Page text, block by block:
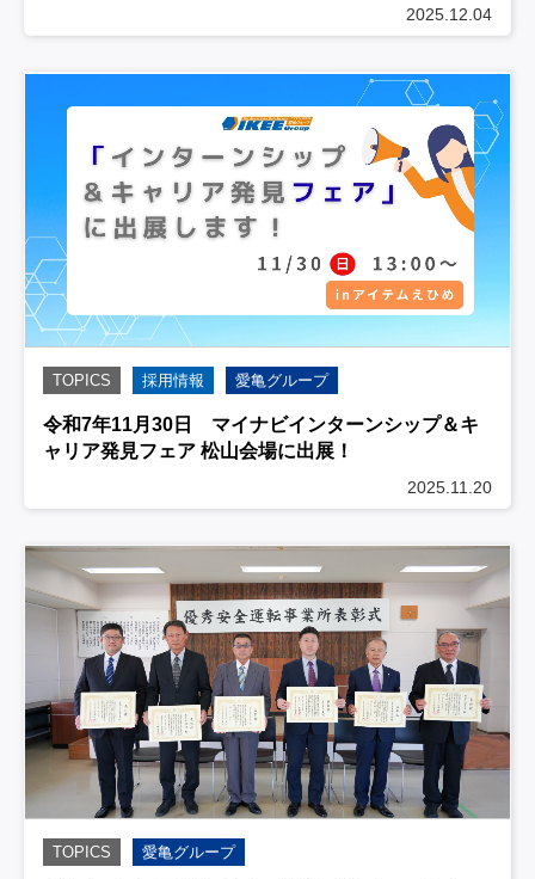
2025.12.04
TOPICS 採用情報 愛亀グループ
令和7年11月30日 マイナビインターンシップ＆キ
ャリア発見フェア 松山会場に出展！
2025.11.20
TOPICS 愛亀グループ